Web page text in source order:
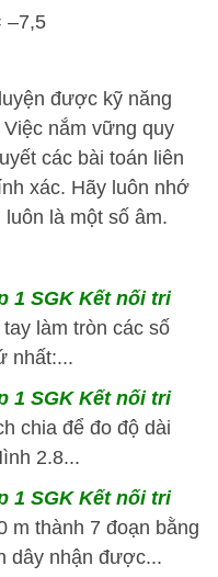
–7,5
được kỹ năng
Việc nắm vững quy
các bài toán liên
xác. Hãy luôn nhớ
là một số âm.
1 SGK Kết nối tri
làm tròn các số
nhất:...
1 SGK Kết nối tri
chia để đo độ dài
2.8...
1 SGK Kết nối tri
m thành 7 đoạn bằng
dây nhận được...